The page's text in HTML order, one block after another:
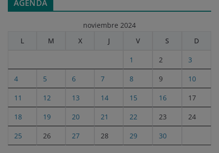
AGENDA
noviembre 2024
L
M X J V S D
1 2 3
4 5 6 7 8 9 10
11 12 13 14 15 16 17
18 19 20 21 22 23 24
25 26 27 28 29 30